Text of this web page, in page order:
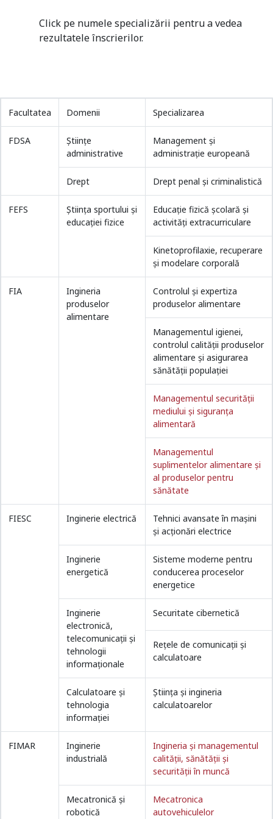
Click pe numele specializării pentru a vedea
rezultatele înscrierilor.
Facultatea Domenii Specializarea
FDSA
Științe
administrative
Management și
administrație europeană
Drept Drept penal și criminalistică
FEFS
Știința sportului și
educației fizice
Educație fizică școlară și
activități extracurriculare
Kinetoprofilaxie, recuperare
și modelare corporală
FIA
Ingineria
produselor
alimentare
Controlul şi expertiza
produselor alimentare
Managementul igienei,
controlul calităţii produselor
alimentare şi asigurarea
sănătăţii populaţiei
Managementul securității
mediului și siguranța
alimentară
Managementul
suplimentelor alimentare și
al produselor pentru
sănătate
FIESC Inginerie electrică
Tehnici avansate în maşini
şi acţionări electrice
Inginerie
energetică
Sisteme moderne pentru
conducerea proceselor
energetice
Inginerie
electronică,
telecomunicații și
tehnologii
informaționale
Securitate cibernetică
Rețele de comunicații și
calculatoare
Calculatoare și
tehnologia
informației
Ştiinţa şi ingineria
calculatoarelor
FIMAR
Inginerie
industrială
Ingineria și managementul
calității, sănătății și
securității în muncă
Mecatronică și
robotică
Mecatronica
autovehiculelor